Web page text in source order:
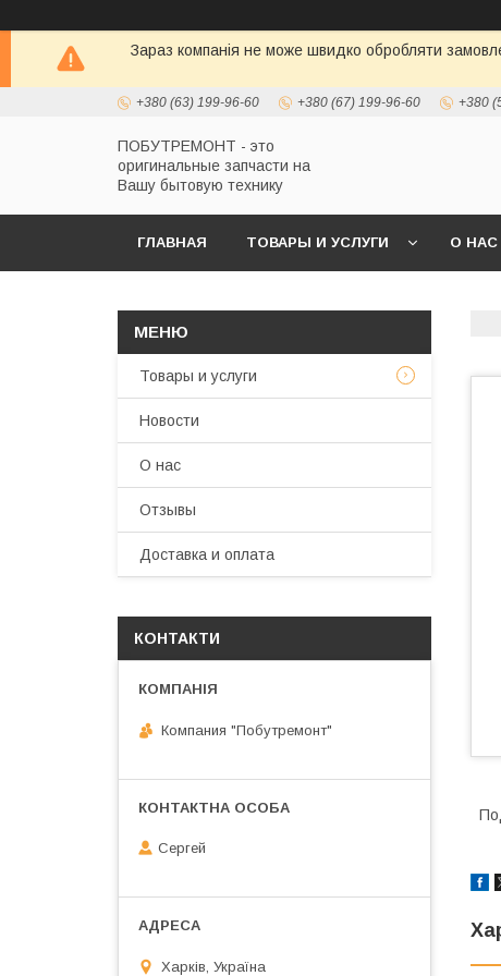
Зараз компанія не може швидко обробляти
+380 (63) 199-96-60 +380 (67) 199-96-60 +380
ПОБУТРЕМОНТ - это
оригинальные запчасти на
Вашу бытовую технику
ГЛАВНАЯ ТОВАРЫ И УСЛУГИ О НАС
Товары и услуги
Новости
О нас
Отзывы
Доставка и оплата
КОНТАКТИ
Компания "Побутремонт"
Сергей
Харків, Україна